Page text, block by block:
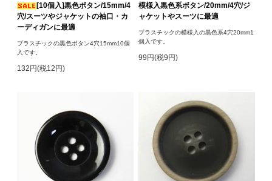
[10個入]黒色ボタン/15mm/4
穴/スーツやジャケットの袖口・カ
ーディガンに最適
プラスチックの黒色ボタン4穴15mm10個
入です。
132円(税12円)
模様入黒色系ボタン/20mm/4穴/ジ
ャケットやスーツに最適
プラスチックの模様入の黒色系4穴20mm1
個入です。
99円(税9円)